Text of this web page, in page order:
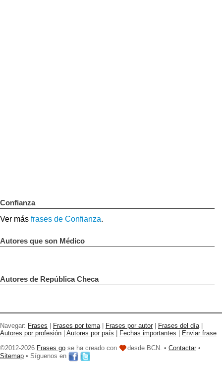
Confianza
Ver más frases de Confianza.
Autores que son Médico
Autores de República Checa
Navegar: Frases Frases por tema| Frases por autor Frases del día|
Autores por profesión
Autores por país Fechas importantes
Enviar frase
©2012-2026 Frases go se ha creado con desde BCN. • Contactar •
Sitemap • Síguenos en